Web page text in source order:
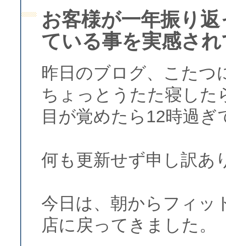
お客様が一年振り
ている事を実感さ
昨日のブログ、こたつ
ちょっとうたた寝した
目が覚めたら12時過ぎ
何も更新せず申し訳あ
今日は、朝からフィッ
店に戻ってきました。